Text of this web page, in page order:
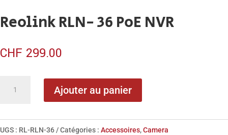
Reolink RLN- 36 PoE NVR
CHF 299.00
RLN-
Ajouter au panier
UGS : RL-RLN-36 Catégories : Accessoires,Camera